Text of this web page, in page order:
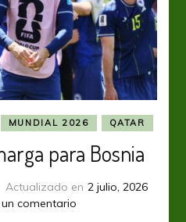
MUNDIAL 2026 QATAR
para Bosnia
Actualizado en 2 julio, 2026
comentarioen